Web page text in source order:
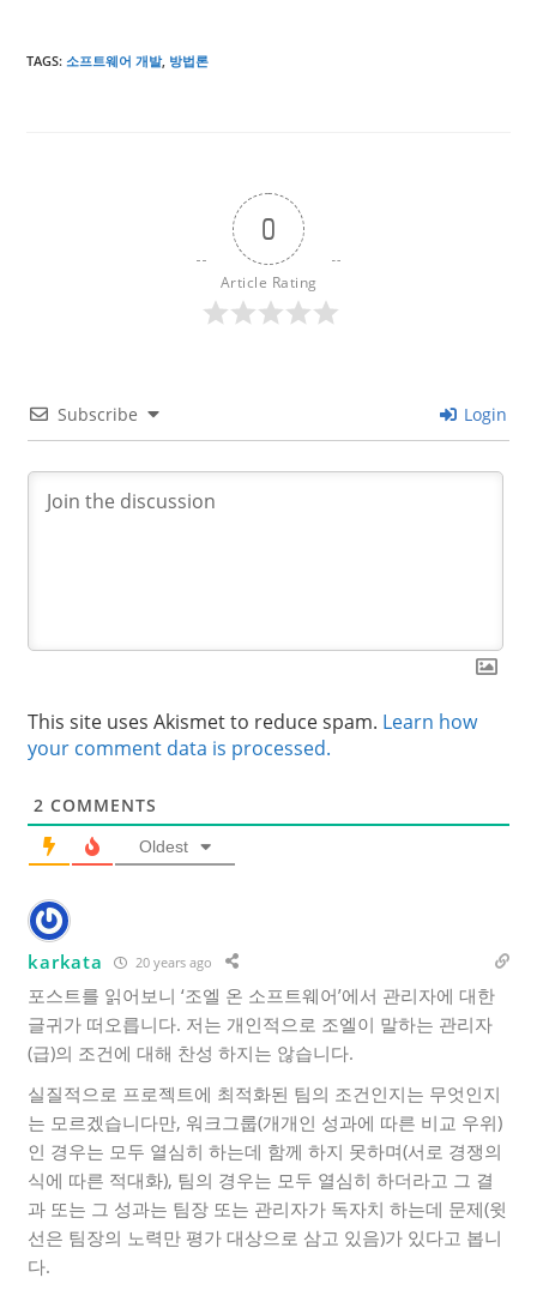
TAGS:소프트웨어 개발, 방법론
0
Article Rating
Subscribe Login
This site uses Akismet to reduce spam. Learn how
your comment data is processed.
2 COMMENTS
Oldest
karkata 20 years ago
포스트를 읽어보니 ‘조엘 온 소프트웨어’에서 관리자에 대한
글귀가 떠오릅니다. 저는 개인적으로 조엘이 말하는 관리자
(급)의 조건에 대해 찬성 하지는 않습니다.
실질적으로 프로젝트에 최적화된 팀의 조건인지는 무엇인지
는 모르겠습니다만, 워크그룹(개개인 성과에 따른 비교 우위)
인 경우는 모두 열심히 하는데 함께 하지 못하며(서로 경쟁의
식에 따른 적대화), 팀의 경우는 모두 열심히 하더라고 그 결
과 또는 그 성과는 팀장 또는 관리자가 독자치 하는데 문제(윗
선은 팀장의 노력만 평가 대상으로 삼고 있음)가 있다고 봅니
다.